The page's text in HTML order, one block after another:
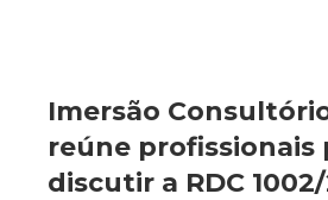
Imersão
reúne profissionais
discutir a RDC